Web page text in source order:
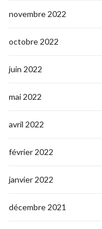
novembre 2022
octobre 2022
juin 2022
mai 2022
avril 2022
février 2022
janvier 2022
décembre 2021